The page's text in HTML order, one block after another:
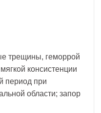
трещины, геморрой
консистенции
период при
области; запор